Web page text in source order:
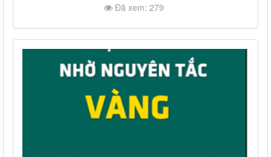
Đã xem: 279